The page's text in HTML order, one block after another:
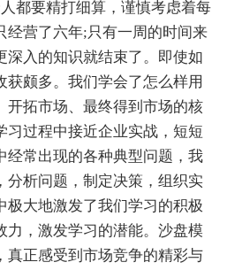
都要精打细算，谨慎考虑着每
经营了六年;只有一周的时间来
深入的知识就结束了。即使如
获颇多。我们学会了怎么样用
开拓市场、最终得到市场的核
习过程中接近企业实战，短短
经常出现的各种典型问题，我
分析问题，制定决策，组织实
极大地激发了我们学习的积极
力，激发学习的潜能。沙盘模
真正感受到市场竞争的精彩与